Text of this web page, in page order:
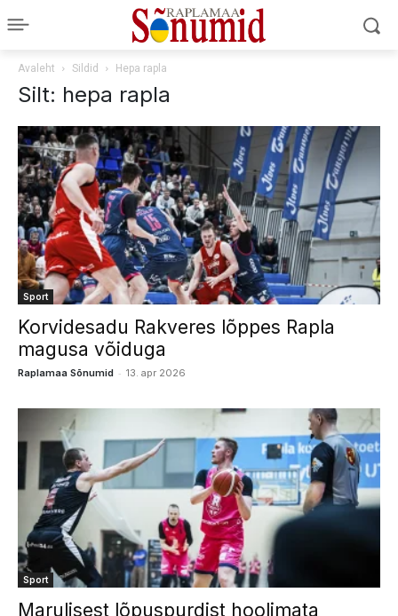
Avaleht Sildid Hepa rapla
Silt: hepa rapla
Sport
Korvidesadu Rakveres lõppes Rapla
magusa võiduga
Raplamaa Sõnumid - 13. apr 2026
Sport
Marulisest lõpuspurdist hoolimata